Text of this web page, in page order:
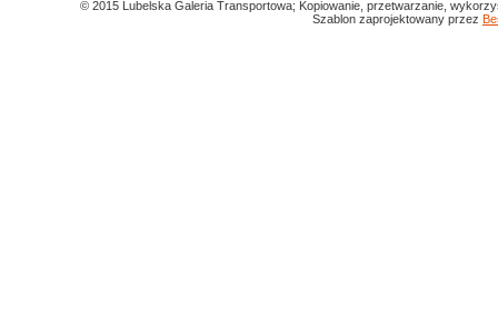
© 2015 Lubelska Galeria Transportowa; Kopiowanie, przetwarzanie,
Szablon zaprojektowany przez